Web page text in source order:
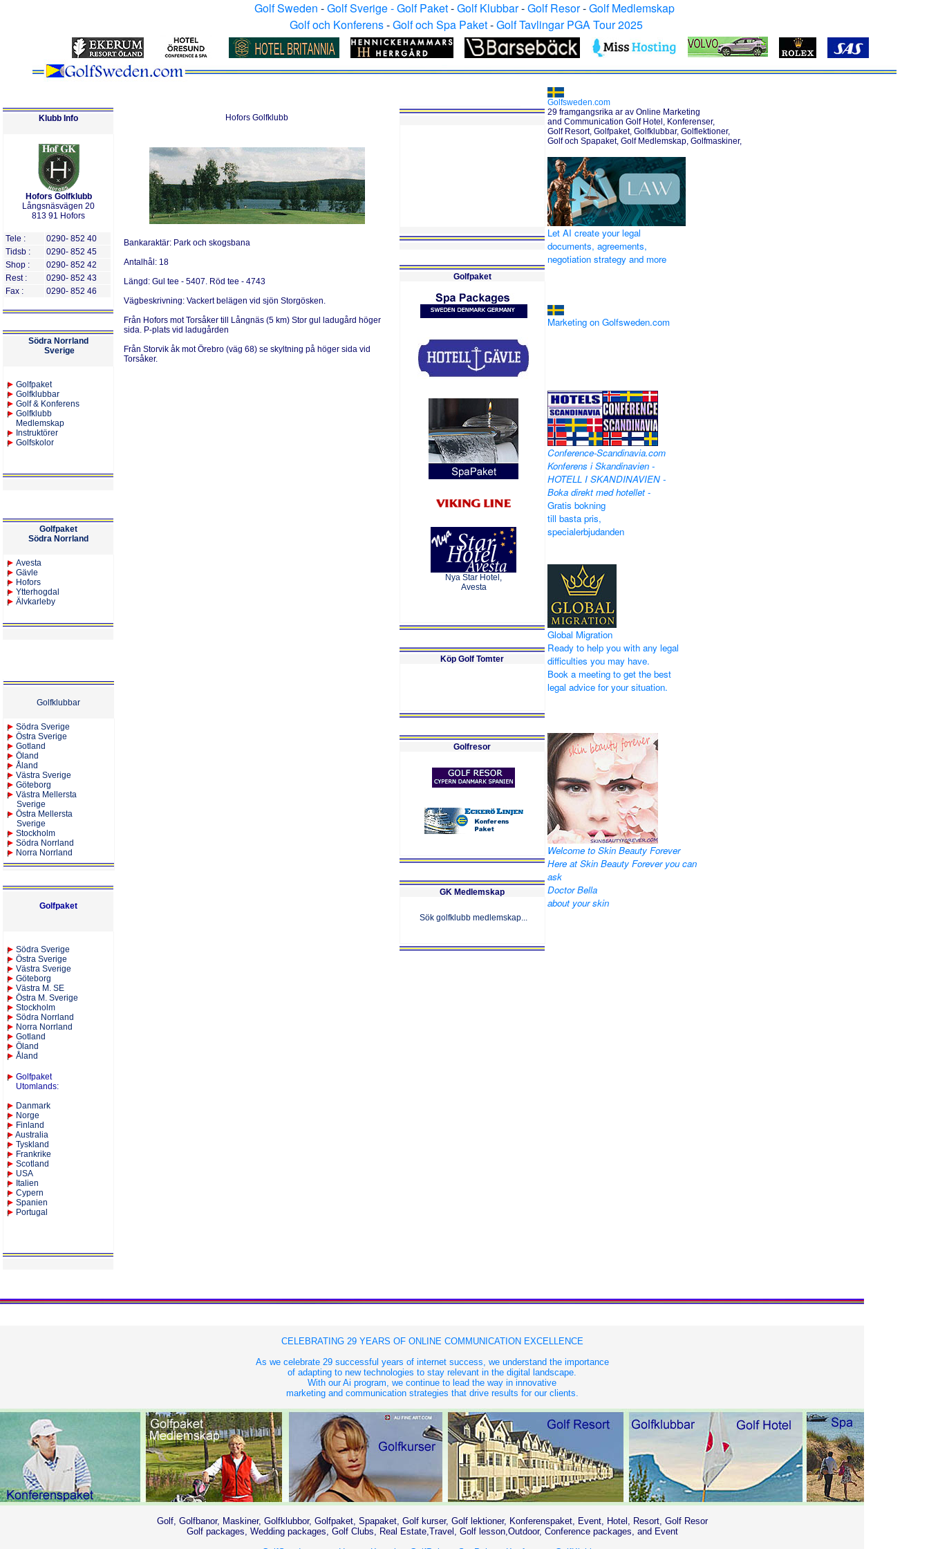
Golf Sweden -Golf Sverige - Golf Paket-Golf Klubbar-Golf Resor-Golf Medlemskap
Golf och Konferens-Golf och Spa Paket-Golf Tavlingar PGA Tour 2025
Klubb Info
Hofors Golfklubb
Långsnäsvägen 20
813 91 Hofors
Tele :
0290- 852 40
Tidsb :
0290- 852 45
Shop :
0290- 852 42
Rest :
0290- 852 43
Fax :
0290- 852 46
Södra Norrland
Sverige
Golfpaket
Golfklubbar
Golf & Konferens
Golfklubb
Medlemskap
Instruktörer
Golfskolor
Golfpaket
Södra Norrland
Avesta
Gävle
Hofors
Ytterhogdal
Älvkarleby
Golfklubbar
Södra Sverige
Östra Sverige
Gotland
Öland
Åland
Västra Sverige
Göteborg
Västra Mellersta
Sverige
Östra Mellersta
Sverige
Stockholm
Södra Norrland
Norra Norrland
Golfpaket
Södra Sverige
Östra Sverige
Västra Sverige
Göteborg
Västra M. SE
Östra M. Sverige
Stockholm
Södra Norrland
Norra Norrland
Gotland
Öland
Åland
Golfpaket
Utomlands:
Danmark
Norge
Finland
Australia
Tyskland
Frankrike
Scotland
USA
Italien
Cypern
Spanien
Portugal
Hofors Golfklubb
Bankaraktär: Park och skogsbana
Antalhål: 18
Längd: Gul tee - 5407. Röd tee - 4743
Vägbeskrivning: Vackert belägen vid sjön Storgösken.
Från Hofors mot Torsåker till Långnäs (5 km) Stor gul ladugård höger
sida. P-plats vid ladugården
Från Storvik åk mot Örebro (väg 68) se skyltning på höger sida vid
Torsåker.
Golfpaket
Nya Star Hotel,
Avesta
Köp Golf Tomter
Golfresor
GK Medlemskap
Sök golfklubb medlemskap...
Golfsweden.com
29 framgangsrika ar av Online Marketing
and Communication Golf Hotel, Konferenser,
Golf Resort, Golfpaket, Golfklubbar, Golflektioner,
Golf och Spapaket, Golf Medlemskap, Golfmaskiner,
Let AI create your legal
documents, agreements,
negotiation strategy and more
Marketing on Golfsweden.com
Conference-Scandinavia.com
Konferens i Skandinavien -
HOTELL I SKANDINAVIEN -
Boka direkt med hotellet-
Gratis bokning
till basta pris,
specialerbjudanden
Global Migration
Ready to help you with any legal
difficulties you may have.
Book a meeting to get the best
legal advice for your situation.
Welcome to Skin Beauty Forever
Here at Skin Beauty Forever you can
ask
Doctor Bella
about your skin
CELEBRATING 29 YEARS OF ONLINE COMMUNICATION EXCELLENCE
As we celebrate 29 successful years of internet success, we understand the importance
of adapting to new technologies to stay relevant in the digital landscape.
With our Ai program, we continue to lead the way in innovative
marketing and communication strategies that drive results for our clients.
Golf, Golfbanor, Maskiner, Golfklubbor, Golfpaket, Spapaket, Golf kurser, Golf lektioner, Konferenspaket, Event, Hotel, Resort, Golf Resor
Golf packages, Wedding packages, Golf Clubs, Real Estate,Travel, Golf lesson,Outdoor, Conference packages, and Event